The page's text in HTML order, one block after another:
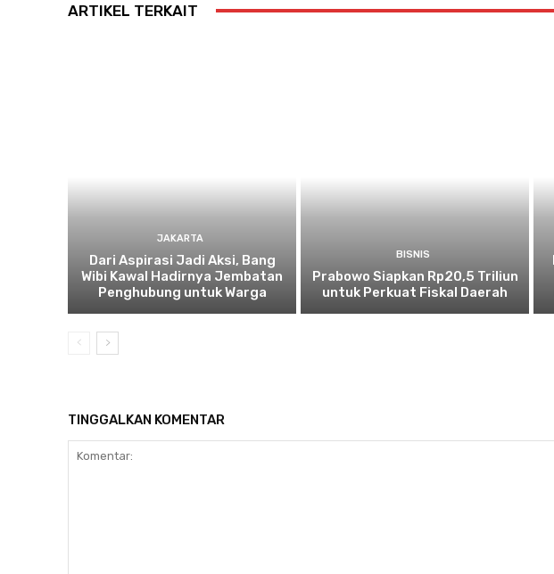
ARTIKEL TERKAIT
JAKARTA
Dari Aspirasi Jadi Aksi, Bang
Wibi Kawal Hadirnya Jembatan
Penghubung untuk Warga
BISNIS
Prabowo Siapkan Rp20,5 Triliun
untuk Perkuat Fiskal Daerah
TINGGALKAN KOMENTAR